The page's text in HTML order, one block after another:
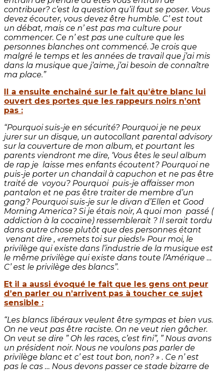
contribuer? c’est la question qu’il faut se poser. Vous
devez écouter, vous devez être humble. C’ est tout
un débat, mais ce n’ est pas ma culture pour
commencer. Ce n’ est pas une culture que les
personnes blanches ont commencé. Je crois que
malgré le temps et les années de travail que j’ai mis
dans la musique que j’aime, j’ai besoin de connaître
ma place.”
Il a ensuite enchaîné sur le fait qu’être blanc lui
ouvert des portes que les rappeurs noirs n’ont
pas :
“Pourquoi suis-je en sécurité? Pourquoi je ne peux
jurer sur un disque, un autocollant parental advisory
sur la couverture de mon album, et pourtant les
parents viendront me dire, ‘Vous êtes le seul album
de rap je laisse mes enfants écoutent? Pourquoi ne
puis-je porter un chandail à capuchon et ne pas être
traité de voyou? Pourquoi puis-je affaisser mon
pantalon et ne pas être traiter de membre d’un
gang? Pourquoi suis-je sur le divan d’Ellen et Good
Morning America? Si je étais noir, A quoi mon passé (
addiction à la cocaïne) ressemblerait ? Il serait tordu
dans autre chose plutôt que des personnes étant
venant dire , «remets toi sur pieds!» Pour moi, le
privilège qui existe dans l’industrie de la musique est
le même privilège qui existe dans toute l’Amérique …
C’ est le privilège des blancs”.
Et il a aussi évoqué le fait que les gens ont peur
d’en parler ou n’arrivent pas à toucher ce sujet
sensible :
“Les blancs libéraux veulent être sympas et bien vus.
On ne veut pas être raciste. On ne veut rien gâcher.
On veut se dire ” Oh les races, c’est fini”, ” Nous avons
un président noir. Nous ne voulons pas parler de
privilège blanc et c’ est tout bon, non? » . Ce n’ est
pas le cas … Nous devons passer ce stade bizarre de